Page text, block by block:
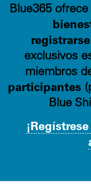
Blue365
exclusivos
miembros
participantes
Blue